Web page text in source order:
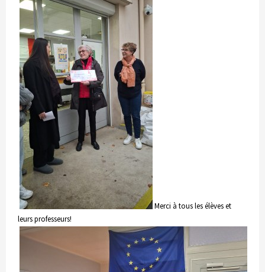
Merci à tous les élèves et
leurs professeurs!